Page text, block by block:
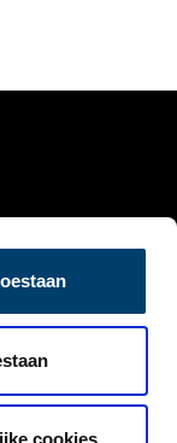
cookies